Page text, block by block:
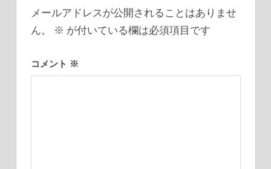
シ
ン
メールアドレスが公開されることはありませ
ん。
※ が付いている欄は必須項目です
コメント ※